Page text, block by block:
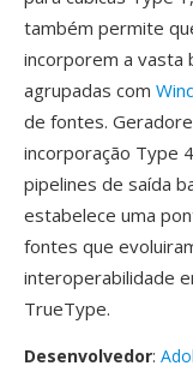
também permite
incorporem a vasta
agrupadas com
de fontes.
incorporação Type
pipelines de saída
estabelece uma
fontes que
interoperabilidade
TrueType.
Desenvolvedor: